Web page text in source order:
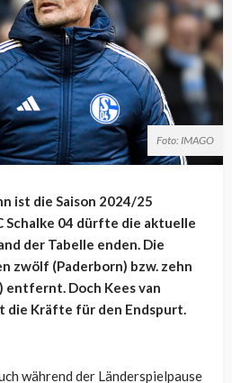
Foto: IMAGO
ist die Saison 2024/25
Schalke 04 dürfte die aktuelle
der Tabelle enden. Die
zwölf (Paderborn) bzw. zehn
entfernt. Doch Kees van
die Kräfte für den Endspurt.
während der Länderspielpause